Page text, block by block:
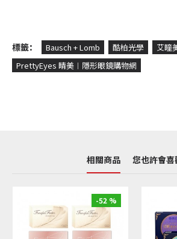
標籤： Bausch + Lomb 酷柏光學
艾瞳
PrettyEyes 睛美︱隱形眼鏡購物網
相關商品 您也許會喜
-52 %